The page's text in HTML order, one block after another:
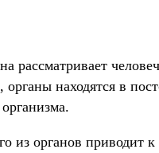
рассматривает
органы находятся в
органов приводит